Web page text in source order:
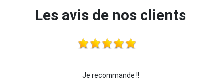
Les avis de nos clients
je recommande cette entreprise les yeux fermés !!!